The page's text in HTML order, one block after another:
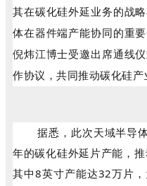
其在碳化硅外延业务的战
体在器件端产能协同的重
倪炜江博士受邀出席通线
作协议，共同推动碳化硅产
据悉， 此次天域半导
年的碳化硅外延片产能，
其中8英寸产能达32万片